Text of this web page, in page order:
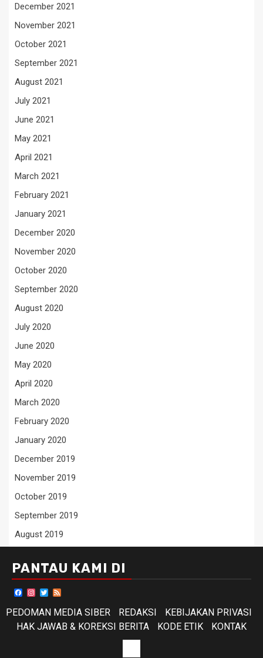
December 2021
November 2021
October 2021
September 2021
August 2021
July 2021
June 2021
May 2021
April 2021
March 2021
February 2021
January 2021
December 2020
November 2020
October 2020
September 2020
August 2020
July 2020
June 2020
May 2020
April 2020
March 2020
February 2020
January 2020
December 2019
November 2019
October 2019
September 2019
August 2019
PANTAU KAMI DI
Facebook
Instagram
Twitter
PEDOMAN MEDIA SIBER
REDAKSI
KEBIJAKAN PRIVASI
HAK JAWAB & KOREKSI BERITA
KODE ETIK KONTAK